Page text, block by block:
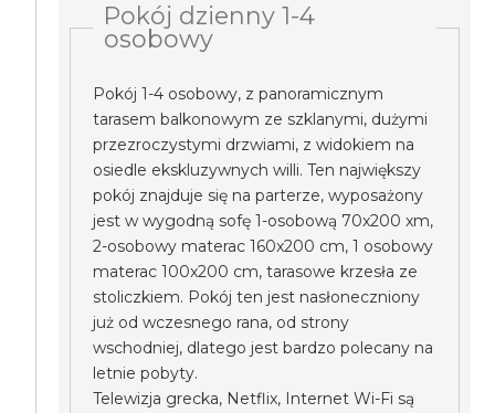
Pokój dzienny 1-4
osobowy
Pokój 1-4 osobowy, z panoramicznym
tarasem balkonowym ze szklanymi, dużymi
przezroczystymi drzwiami, z widokiem na
osiedle ekskluzywnych willi. Ten największy
pokój znajduje się na parterze, wyposażony
jest w wygodną sofę 1-osobową 70x200 xm,
2-osobowy materac 160x200 cm, 1 osobowy
materac 100x200 cm, tarasowe krzesła ze
stoliczkiem. Pokój ten jest nasłoneczniony
już od wczesnego rana, od strony
wschodniej, dlatego jest bardzo polecany na
letnie pobyty.
Telewizja grecka, Netflix, Internet Wi-Fi są